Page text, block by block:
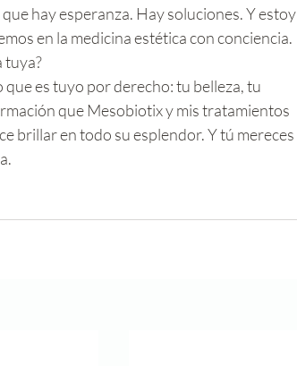
hay esperanza. Hay soluciones. Y estoy
en la medicina estética con conciencia.
tuya?
que es tuyo por derecho: tu belleza, tu
que Mesobiotix y mis tratamientos
brillar en todo su esplendor. Y tú mereces